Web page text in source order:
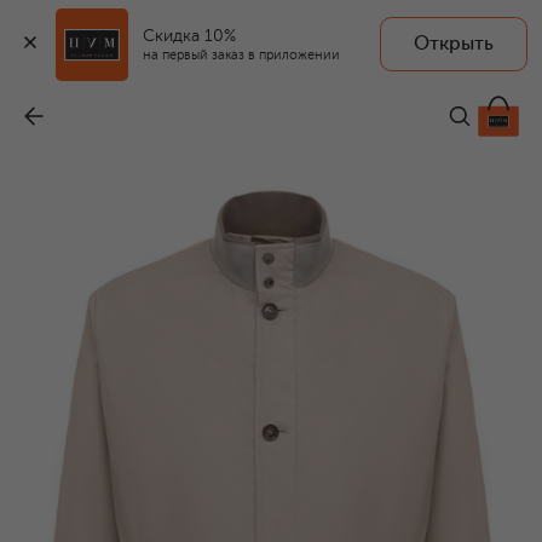
Скидка 10%
на первый заказ в приложении
Открыть
119 500 ₽